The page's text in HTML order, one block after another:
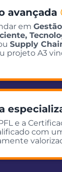
avançada
em
Supply
projeto A3
e a
com